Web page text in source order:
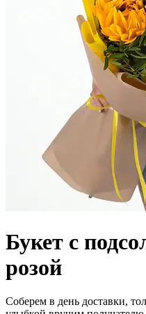
Букет с
розой
Соберем в день доставки,